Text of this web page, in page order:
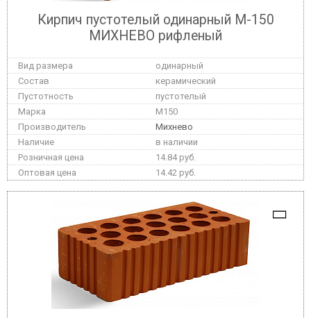
Кирпич пустотелый одинарный М-150
МИХНЕВО рифленый
одинарный
керамический
пустотелый
M150
Михнево
в наличии
14.84 руб.
14.42 руб.